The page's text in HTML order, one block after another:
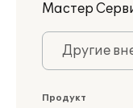
Мастер
Другие
Продукт